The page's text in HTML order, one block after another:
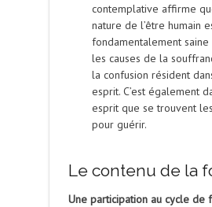
contemplative affirme
nature de l’être humain
fondamentalement saine
les causes de la
la confusion résident
esprit. C’est également
esprit que se trouvent
pour guérir.
Le contenu de la
Une participation au cycle de